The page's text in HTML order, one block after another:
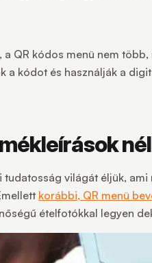
QR kódos menü nem
a kódot és használják a
világát éljük,
korábbi, QR menü
ételfotókkal legyen